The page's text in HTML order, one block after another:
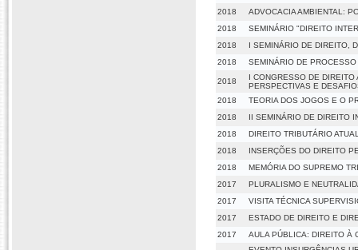
2018
ADVOCACIA AMBIENTAL:
2018
SEMINÁRIO "DIREITO
2018
I SEMINÁRIO DE DIREITO,
2018
SEMINÁRIO DE
2018
I CONGRESSO DE DIREITO
PERSPECTIVAS E
2018
TEORIA DOS JOGOS E O
2018
II SEMINÁRIO DE DIREITO
2018
DIREITO TRIBUTÁRIO
2018
INSERÇÕES DO DIREITO
2018
MEMÓRIA DO SUPREMO
2017
PLURALISMO E
2017
VISITA TÉCNICA
2017
ESTADO DE DIREITO E
2017
AULA PÚBLICA: DIREITO À